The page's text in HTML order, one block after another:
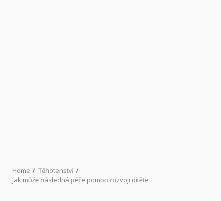
Home
Těhotenství
Jak může následná péče pomoci rozvoji dítěte